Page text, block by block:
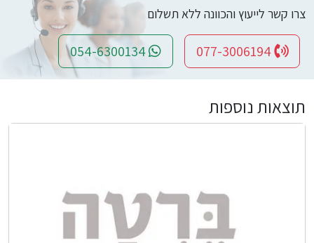
צרו קשר לייעוץ והכוונה ללא תשלום
תוצאות נוספות